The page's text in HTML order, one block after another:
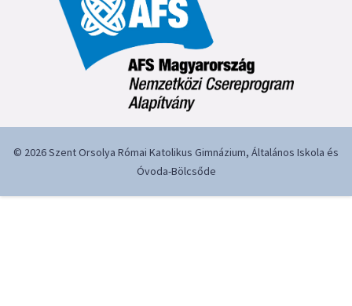
© 2026 Szent Orsolya Római Katolikus Gimnázium, Általános Iskola és
Óvoda-Bölcsőde